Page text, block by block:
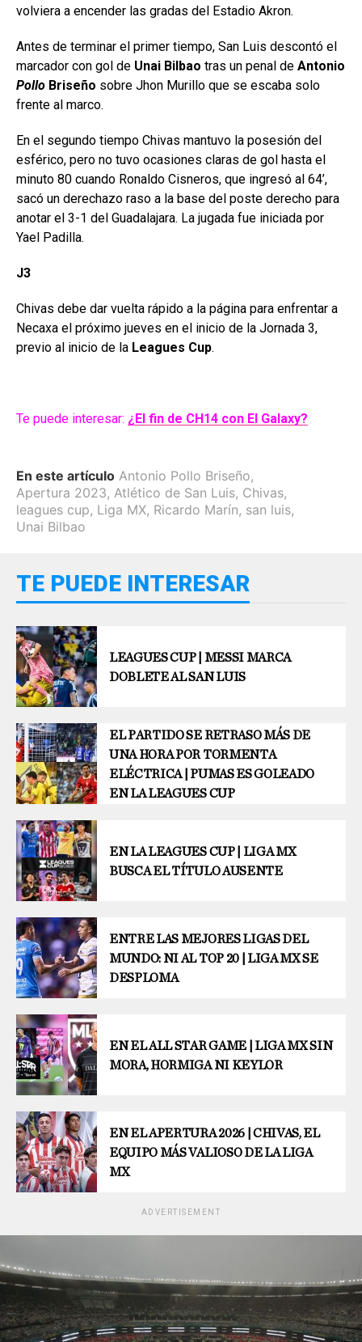
volviera a encender las gradas del Estadio Akron.
Antes de terminar el primer tiempo, San Luis descontó el
marcador con gol de Unai Bilbao tras un penal de Antonio
Pollo Briseño sobre Jhon Murillo que se escaba solo
frente al marco.
En el segundo tiempo Chivas mantuvo la posesión del
esférico, pero no tuvo ocasiones claras de gol hasta el
minuto 80 cuando Ronaldo Cisneros, que ingresó al 64’,
sacó un derechazo raso a la base del poste derecho para
anotar el 3-1 del Guadalajara. La jugada fue iniciada por
Yael Padilla.
J3
Chivas debe dar vuelta rápido a la página para enfrentar a
Necaxa el próximo jueves en el inicio de la Jornada 3,
previo al inicio de la Leagues Cup.
Te puede interesar: ¿El fin de CH14 con El Galaxy?
En este artículo Antonio Pollo Briseño,
Apertura 2023, Atlético de San Luis, Chivas,
leagues cup, Liga MX, Ricardo Marín, san luis,
Unai Bilbao
TE PUEDE INTERESAR
LEAGUES CUP | MESSI MARCA
DOBLETE AL SAN LUIS
EL PARTIDO SE RETRASO MÁS DE
UNA HORA POR TORMENTA
ELÉCTRICA | PUMAS ES GOLEADO
EN LA LEAGUES CUP
EN LA LEAGUES CUP | LIGA MX
BUSCA EL TÍTULO AUSENTE
ENTRE LAS MEJORES LIGAS DEL
MUNDO: NI AL TOP 20 | LIGA MX SE
DESPLOMA
EN EL ALL STAR GAME | LIGA MX SIN
MORA, HORMIGA NI KEYLOR
EN EL APERTURA 2026 | CHIVAS, EL
EQUIPO MÁS VALIOSO DE LA LIGA
MX
ADVERTISEMENT